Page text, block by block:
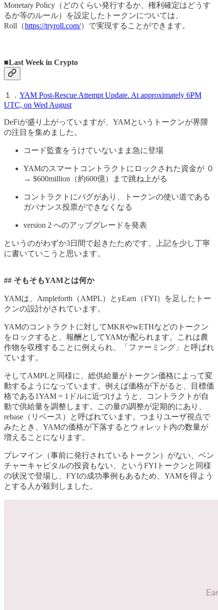
Monetary Policy（どのくらい発行するか、権利確定はどうす
るか等のルール）を設定したトークンについては、
Roll（https://tryroll.com/）で実現することができます。
■Last Week in Crypto
１． YAM Post-Rescue Attempt Update. At approximately 6PM
UTC, on Wed August
DeFiが盛り上がっていますが、YAMというトークンが界隈
の注目を集めました。
コード監査をうけていないまま急に登場
YAMのスマートコントラクトにロックされた資金が ０
→ $600million（約600億）まで跳ね上がる
コントラクトにバグがあり、トークンの使い道である
ガバナンス投票ができなくなる
version 2 へのアップグレードを発表
というのがわずか3日間で起きたためです。上記を少し丁寧
に書いていこうと思います。
## そもそもYAMとは何か
YAMは、Ampleforth（AMPL）とyEarn（FYI）を足したトー
クンの設計がされています。
YAMのコントラクトに対してMKRやwETHなどのトークン
をロックすると、報酬としてYAMが配られます。これは農
作物を収穫することに例えられ、「ファーミング」と呼ばれ
ています。
そしてAMPLと同様に、総供給量がトークン価格によって変
動するようになっています。例えば価格が下がると、目標価
格である1YAM = 1ドルに近づけようと、コントラクトが自
動で供給量を調整します。この量の調整が定期的にあり、
rebase（リベース）と呼ばれています。つまりユーザ視点で
みたとき、YAMの価格が下落するとウォレット内の数量が
増えることになります。
プレマイン（事前に発行されているトークン）がない、ベン
チャーキャピタルの投資もない、というFYIトークンと同様
の状況で登場し、FYIの成功事例もあるため、YAMを得よう
とする人が殺到しました。